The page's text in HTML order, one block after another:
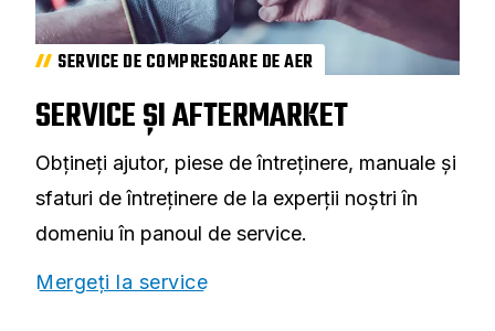
SERVICE DE COMPRESOARE DE AER
SERVICE ȘI AFTERMARKET
Obțineți ajutor, piese de întreținere, manuale și
sfaturi de întreținere de la experții noștri în
domeniu în panoul de service.
Mergeți la service